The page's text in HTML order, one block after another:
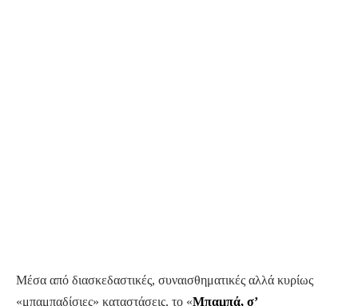
Μέσα από διασκεδαστικές, συναισθηματικές αλλά κυρίως
«μπαμπαδίσιες» καταστάσεις, το «Μπαμπά, σ’